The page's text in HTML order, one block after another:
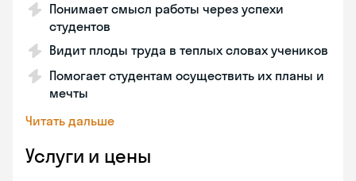
Понимает смысл работы через успехи
студентов
Видит плоды труда в теплых словах учеников
Помогает студентам осуществить их планы и
мечты
Читать дальше
Услуги и цены